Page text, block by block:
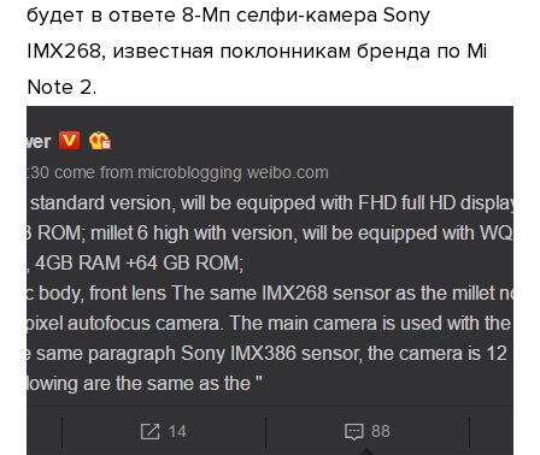
будет в ответе 8-Мп селфи-камера Sony
IMX268, известная поклонникам бренда по Mi
Note 2.